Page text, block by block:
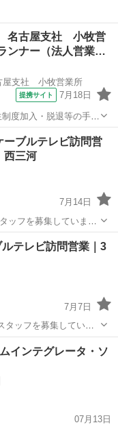
名古屋支社 小牧営
ンナー（法人営業…
屋支社 小牧営業所
提携サイト 7月18日
度加入・脱退等の手続
員である法人企業様へ
どがメイン。個人宅訪
ーブルテレビ訪問営
西三河
7月14日
ッフを募集していま
スケジュールは自分で
ルテレビ訪問営業｜3
7月7日
タッフを募集していま
OK ・スケジュールは
未経験
インテグレータ・ソ
07月13日